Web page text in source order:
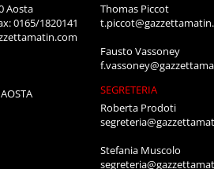
Aosta
0165/1820141
Thomas Piccot
Fausto Vassoney
SEGRETERIA
Roberta Prodoti
Stefania Muscolo